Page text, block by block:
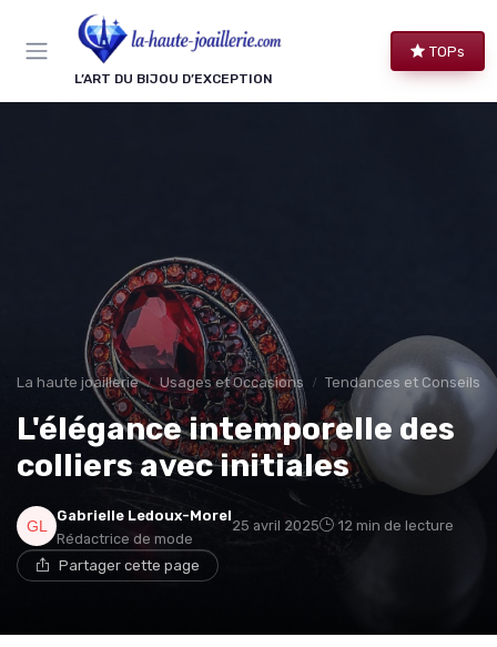
L’ART DU BIJOU D’EXCEPTION
TOPs
La haute joaillerie Usages et Occasions Tendances et Conseils
L'élégance intemporelle des
colliers avec initiales
Gabrielle Ledoux-Morel
Rédactrice de mode
25 avril 2025 12 min de lecture
Partager cette page
Panneau de gestion des cookies